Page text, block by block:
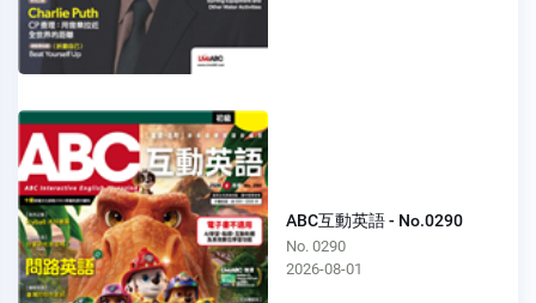
ABC互動英語 - No.0290
No. 0290
2026-08-01